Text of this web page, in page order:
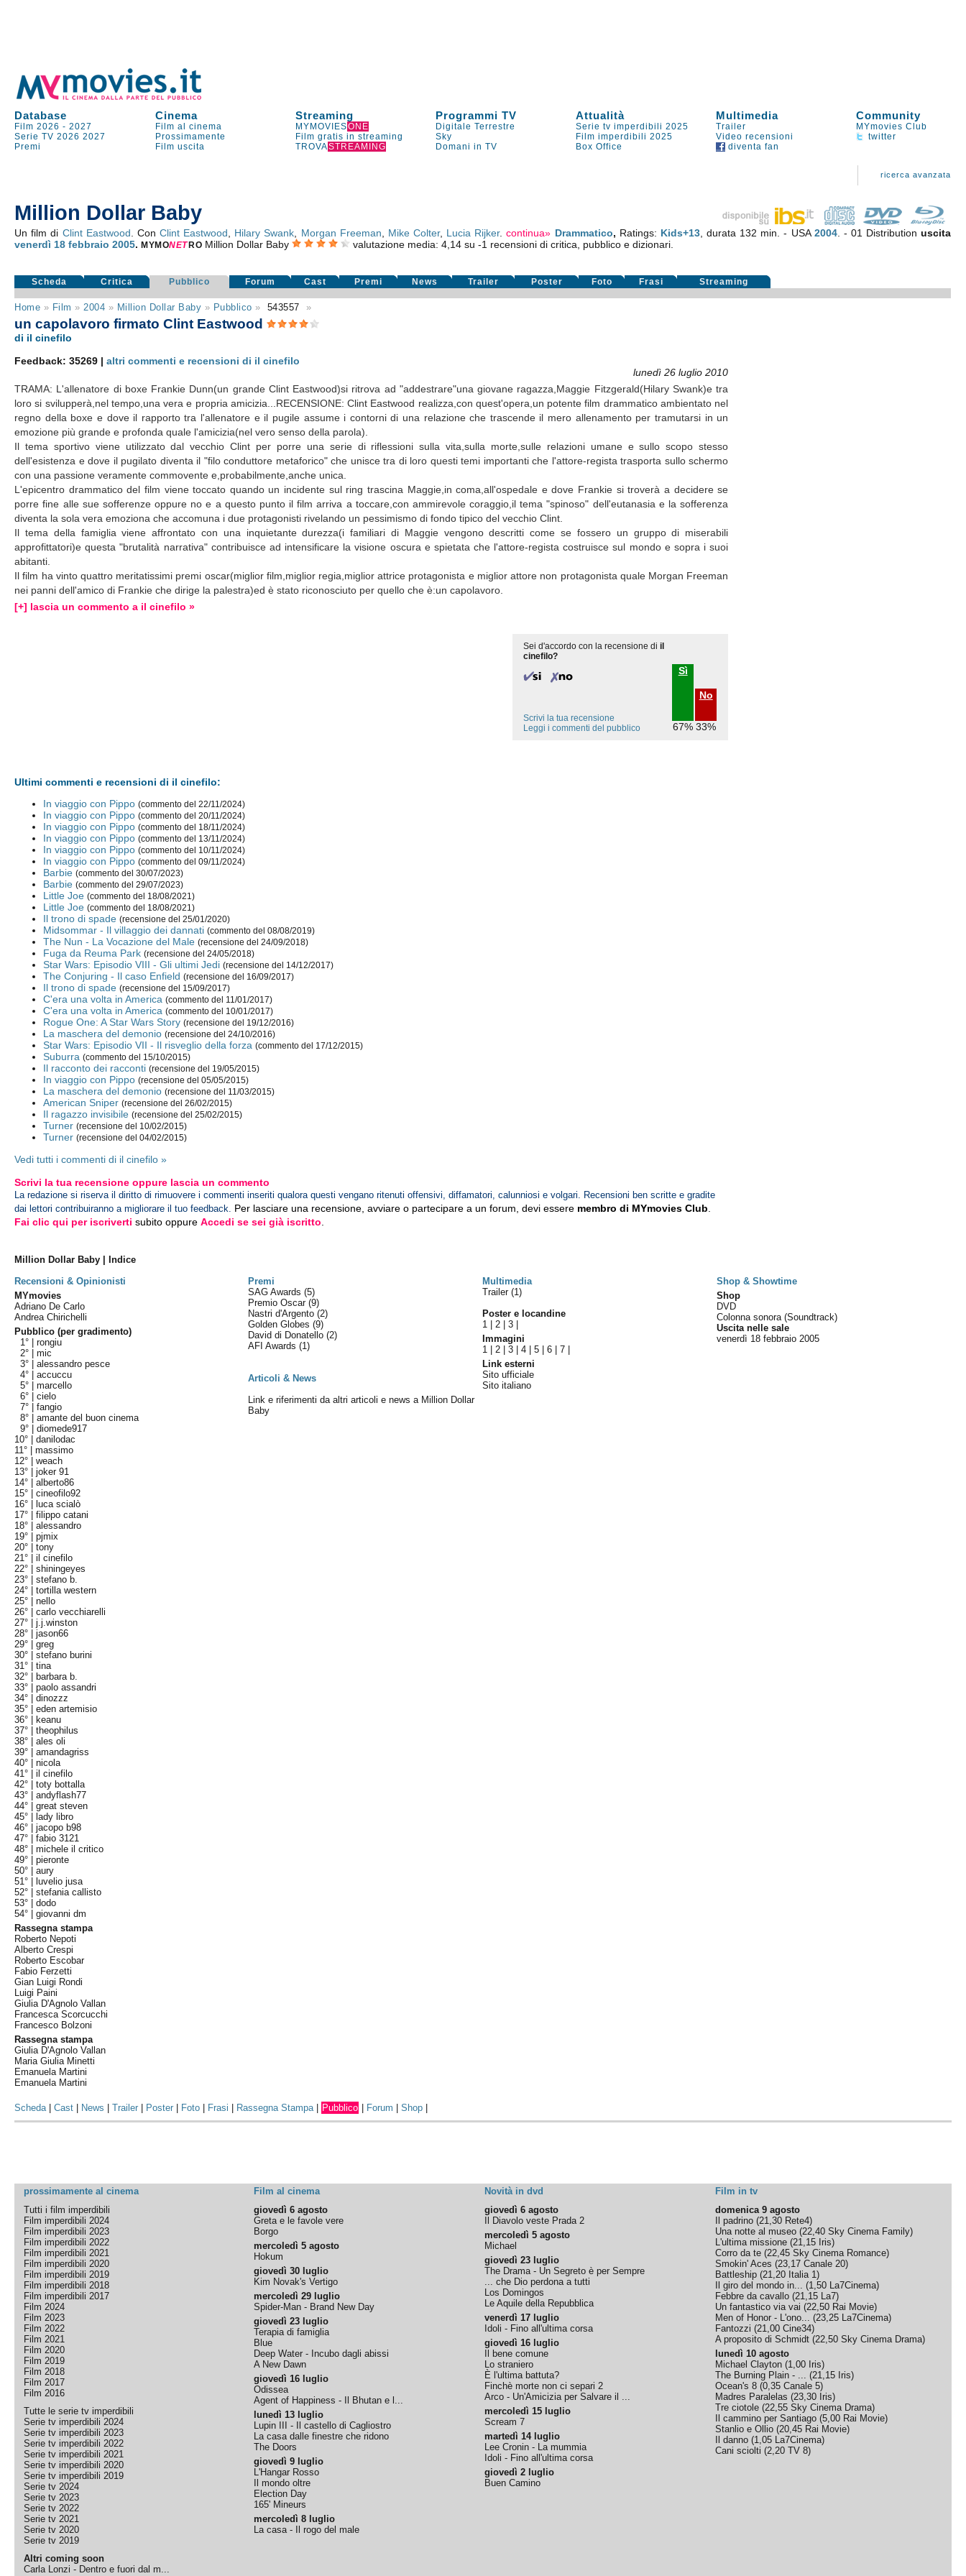
Database Cinema Streaming Programmi TV Attualità Multimedia Community
Film 2026 -2027 Film al cinema MYMOVIESONE Digitale Terrestre Serie tv imperdibili 2025 Trailer
MYmovies Club
Serie TV 2026 2027 Prossimamente Film gratis in streaming Sky Film imperdibili 2025 Video recensioni
twitter
Premi
Film uscita TROVASTREAMING Domani in TV Box Office diventa fan
ricerca avanzata
Million Dollar Baby
Un film di Clint Eastwood . Con Clint Eastwood Hilary Swank Morgan Freeman Mike Colter, Lucia Rijker.continua» Drammatico, Ratings: Kids+13, durata 132 min. - USA 2004. - 01 Distributionuscita
venerdì 18 febbraio 2005.MYMONET RO Million Dollar Baby valutazione media: 4,14 su -1 recensioni di critica, pubblico e dizionari.
Scheda Critica Pubblico Forum Cast Premi News Trailer Poster Foto Frasi Streaming
Home » Film » 2004 » Million Dollar Baby » Pubblico » 543557 »
un capolavoro firmato Clint Eastwood
di il cinefilo
Feedback: 35269 |altri commenti e recensioni di il cinefilo
lunedì 26 luglio 2010
TRAMA: L'allenatore di boxe Frankie Dunn(un grande Clint Eastwood)si ritrova ad "addestrare"una giovane ragazza,Maggie Fitzgerald(Hilary Swank)e tra
loro si svilupperà,nel tempo,una vera e propria amicizia...RECENSIONE: Clint Eastwood realizza,con quest'opera,un potente film drammatico ambientato nel
regno della boxe e dove il rapporto tra l'allenatore e il pugile assume i contorni di una relazione che trascende il mero allenamento per tramutarsi in un
emozione più grande e profonda quale l'amicizia(nel vero senso della parola).
Il tema sportivo viene utilizzato dal vecchio Clint per porre una serie di riflessioni sulla vita,sulla morte,sulle relazioni umane e sullo scopo stesso
dell'esistenza e dove il pugilato diventa il "filo conduttore metaforico" che unisce tra di loro questi temi importanti che l'attore-regista trasporta sullo schermo
con una passione veramente commovente e,probabilmente,anche unica.
L'epicentro drammatico del film viene toccato quando un incidente sul ring trascina Maggie,in coma,all'ospedale e dove Frankie si troverà a decidere se
porre fine alle sue sofferenze oppure no e a questo punto il film arriva a toccare,con ammirevole coraggio,il tema "spinoso" dell'eutanasia e la sofferenza
diventa la sola vera emoziona che accomuna i due protagonisti rivelando un pessimismo di fondo tipico del vecchio Clint.
Il tema della famiglia viene affrontato con una inquietante durezza(i familiari di Maggie vengono descritti come se fossero un gruppo di miserabili
approfittatori)e questa "brutalità narrativa" contribuisce ad intensificare la visione oscura e spietata che l'attore-regista costruisce sul mondo e sopra i suoi
abitanti.
Il film ha vinto quattro meritatissimi premi oscar(miglior film,miglior regia,miglior attrice protagonista e miglior attore non protagonista quale Morgan Freeman
nei panni dell'amico di Frankie che dirige la palestra)ed è stato riconosciuto per quello che è:un capolavoro.
[+] lascia un commento a il cinefilo »
Sei d'accordo con la recensione diil
cinefilo?
Sì
67%
No
33%
Scrivi la tua recensione
Leggi i commenti del pubblico
Ultimi commenti e recensioni di il cinefilo:
In viaggio con Pippo (commento del 22/11/2024)
In viaggio con Pippo (commento del 20/11/2024)
In viaggio con Pippo (commento del 18/11/2024)
In viaggio con Pippo (commento del 13/11/2024)
In viaggio con Pippo (commento del 10/11/2024)
In viaggio con Pippo (commento del 09/11/2024)
Barbie (commento del 30/07/2023)
Barbie (commento del 29/07/2023)
Little Joe (commento del 18/08/2021)
Little Joe (commento del 18/08/2021)
Il trono di spade (recensione del 25/01/2020)
Midsommar - Il villaggio dei dannati (commento del 08/08/2019)
The Nun - La Vocazione del Male (recensione del 24/09/2018)
Fuga da Reuma Park (recensione del 24/05/2018)
Star Wars: Episodio VIII - Gli ultimi Jedi (recensione del 14/12/2017)
The Conjuring - Il caso Enfield (recensione del 16/09/2017)
Il trono di spade (recensione del 15/09/2017)
C'era una volta in America (commento del 11/01/2017)
C'era una volta in America (commento del 10/01/2017)
Rogue One: A Star Wars Story (recensione del 19/12/2016)
La maschera del demonio (recensione del 24/10/2016)
Star Wars: Episodio VII - Il risveglio della forza (commento del 17/12/2015)
Suburra (commento del 15/10/2015)
Il racconto dei racconti (recensione del 19/05/2015)
In viaggio con Pippo (recensione del 05/05/2015)
La maschera del demonio (recensione del 11/03/2015)
American Sniper (recensione del 26/02/2015)
Il ragazzo invisibile (recensione del 25/02/2015)
Turner (recensione del 10/02/2015)
Turner (recensione del 04/02/2015)
Vedi tutti i commenti di il cinefilo »
Scrivi la tua recensione oppure lascia un commento
La redazione si riserva il diritto di rimuovere i commenti inseriti qualora questi vengano ritenuti offensivi, diffamatori, calunniosi e volgari. Recensioni ben scritte e gradite
dai lettori contribuiranno a migliorare il tuo feedback. Per lasciare una recensione, avviare o partecipare a un forum, devi essere membro di MYmovies Club
Fai clic qui per iscriverti subito oppureAccedi se sei già iscritto
Million Dollar Baby | Indice
Recensioni & Opinionisti
Premi Multimedia
Shop & Showtime
MYmovies
Adriano De Carlo
Andrea Chirichelli
Pubblico (per gradimento)
1° |rongiu
2° |mic
3° |alessandro pesce
4° |accuccu
5° |marcello
6° |cielo
7° |fangio
8° |amante del buon cinema
9° |diomede917
10° |danilodac
11° |massimo
12° |weach
13° |joker 91
14° |alberto86
15° |cineofilo92
16° |
luca scialò
17° |filippo catani
18° |alessandro
19° |pjmix
20° |tony
21° |il cinefilo
22° |shiningeyes
23° |stefano b.
24° |tortilla western
25° |nello
26° |carlo vecchiarelli
27° |j.j.winston
28° |jason66
29° |greg
30° |stefano burini
31° |tina
32° |
barbara b.
33° |paolo assandri
34° |dinozzz
35° |eden artemisio
36° |
keanu
37° |theophilus
38° |ales oli
39° |amandagriss
40° |nicola
41° |il cinefilo
42° |toty bottalla
43° |andyflash77
44° |great steven
45° |
lady libro
46° |jacopo b98
47° |fabio 3121
48° |michele il critico
49° |pieronte
50° |aury
51° |
luvelio jusa
52° |stefania callisto
53° |dodo
54° |giovanni dm
Rassegna stampa
Roberto Nepoti
Alberto Crespi
Roberto Escobar
Fabio Ferzetti
Gian Luigi Rondi
Luigi Paini
Giulia D'Agnolo Vallan
Francesca Scorcucchi
Francesco Bolzoni
Rassegna stampa
Giulia D'Agnolo Vallan
Maria Giulia Minetti
Emanuela Martini
Emanuela Martini
SAG Awards(5)
Premio Oscar(9)
Nastri d'Argento(2)
Golden Globes(9)
David di Donatello(2)
AFI Awards(1)
Articoli & News
Link e riferimenti da altri articoli e news a Million Dollar
Baby
Trailer (1)
Poster e locandine
1 |2 |3
Immagini
1 |2 |3 |4 |5 |6 |7
Link esterni
Sito ufficiale
Sito italiano
Shop
DVD
Colonna sonora (Soundtrack)
Uscita nelle sale
venerdì 18 febbraio 2005
Scheda|Cast News |Trailer Poster Foto Frasi Rassegna Stampa| Pubblico Forum |Shop
prossimamente al cinema Film al cinema Novità in dvd
Film in tv
Tutti i film imperdibili
Film imperdibili 2024
Film imperdibili 2023
Film imperdibili 2022
Film imperdibili 2021
Film imperdibili 2020
Film imperdibili 2019
Film imperdibili 2018
Film imperdibili 2017
Film 2024
Film 2023
Film 2022
Film 2021
Film 2020
Film 2019
Film 2018
Film 2017
Film 2016
Tutte le serie tv imperdibili
Serie tv imperdibili 2024
Serie tv imperdibili 2023
Serie tv imperdibili 2022
Serie tv imperdibili 2021
Serie tv imperdibili 2020
Serie tv imperdibili 2019
Serie tv 2024
Serie tv 2023
Serie tv 2022
Serie tv 2021
Serie tv 2020
Serie tv 2019
Altri coming soon
Carla Lonzi - Dentro e fuori dal m...
giovedì 6 agosto
Greta e le favole vere
Borgo
mercoledì 5 agosto
Hokum
giovedì 30 luglio
Kim Novak's Vertigo
mercoledì 29 luglio
Spider-Man - Brand New Day
giovedì 23 luglio
Terapia di famiglia
Blue
Deep Water - Incubo dagli abissi
A New Dawn
giovedì 16 luglio
Odissea
Agent of Happiness - Il Bhutan e l...
lunedì 13 luglio
Lupin III - Il castello di Cagliostro
La casa dalle finestre che ridono
The Doors
giovedì 9 luglio
L'Hangar Rosso
Il mondo oltre
Election Day
165' Mineurs
mercoledì 8 luglio
La casa - Il rogo del male
giovedì 6 agosto
Il Diavolo veste Prada 2
mercoledì 5 agosto
Michael
giovedì 23 luglio
The Drama - Un Segreto è per Sempre
... che Dio perdona a tutti
Los Domingos
Le Aquile della Repubblica
venerdì 17 luglio
Idoli - Fino all'ultima corsa
giovedì 16 luglio
Il bene comune
Lo straniero
È l'ultima battuta?
Finchè morte non ci separi 2
Arco - Un'Amicizia per Salvare il ...
mercoledì 15 luglio
Scream 7
martedì 14 luglio
Lee Cronin - La mummia
Idoli - Fino all'ultima corsa
giovedì 2 luglio
Buen Camino
domenica 9 agosto
Il padrino (21,30 Rete4)
Una notte al museo (22,40 Sky Cinema Family)
L'ultima missione (21,15 Iris)
Corro da te (22,45 Sky Cinema Romance)
Smokin' Aces (23,17 Canale 20)
Battleship (21,20 Italia 1)
Il giro del mondo in... (1,50 La7Cinema)
Febbre da cavallo (21,15 La7)
Un fantastico via vai (22,50 Rai Movie)
Men of Honor - L'ono... (23,25 La7Cinema)
Fantozzi (21,00 Cine34)
A proposito di Schmidt (22,50 Sky Cinema Drama)
lunedì 10 agosto
Michael Clayton (1,00 Iris)
The Burning Plain - ... (21,15 Iris)
Ocean's 8 (0,35 Canale 5)
Madres Paralelas (23,30 Iris)
Tre ciotole (22,55 Sky Cinema Drama)
Il cammino per Santiago (5,00 Rai Movie)
Stanlio e Ollio (20,45 Rai Movie)
Il danno (1,05 La7Cinema)
Cani sciolti (2,20 TV 8)